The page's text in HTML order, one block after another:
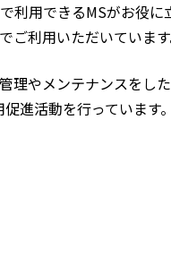
用できるMSがお役
利用いただいています
理やメンテナンスをし
進活動を行っています。